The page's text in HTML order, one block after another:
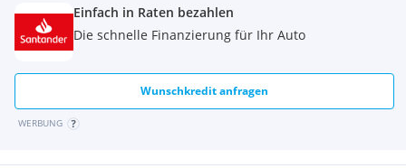
Einfach in Raten bezahlen
Die schnelle Finanzierung für Ihr Auto
Wunschkredit anfragen
WERBUNG